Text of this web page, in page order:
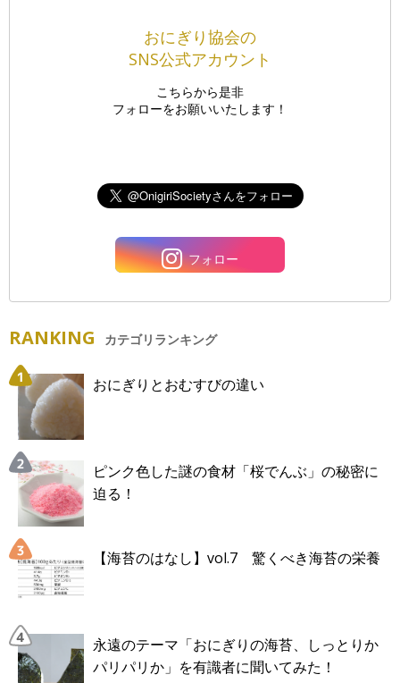
おにぎり協会の
SNS公式アカウント
こちらから是非
フォローをお願いいたします！
フォロー
RANKING カテゴリランキング
おにぎりとおむすびの違い
ピンク色した謎の食材「桜でんぶ」の秘密に
迫る！
【海苔のはなし】vol.7 驚くべき海苔の栄養
永遠のテーマ「おにぎりの海苔、しっとりか
パリパリか」を有識者に聞いてみた！